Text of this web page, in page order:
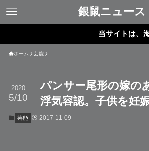
銀鼠ニュース
当サイトは、海外
ホーム 芸能
パンサー尾形の嫁の
浮気容認。子供を妊
2020
5/10
芸能 2017-11-09